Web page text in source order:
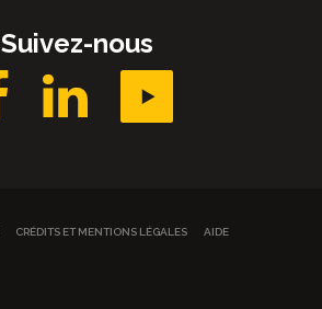
Suivez-nous
CRÉDITS ET MENTIONS LÉGALES AIDE